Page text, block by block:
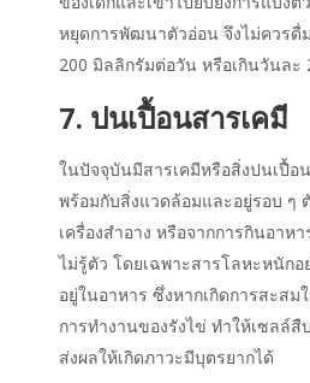
หยุดการพัฒนาตัวอ่อน จึงไม่ควรดื่
200 มิลลิกรัมต่อวัน หรือเกินวันละ
7. ปนเปื้อนสารเคมี
ในปัจจุบันมีสารเคมีหรือสิ่งปนเปื้อ
พร้อมกับสิ่งแวดล้อมและอยู่รอบ ๆ
เครื่องสำอาง หรือจากการกินอาห
ไม่รู้ตัว โดยเฉพาะสารโลหะหนัก
อยู่ในอาหาร ซึ่งหากเกิดการสะสม
การทำงานของรังไข่ ทำให้เซลล์
ส่งผลให้เกิดภาวะมีบุตรยากได้